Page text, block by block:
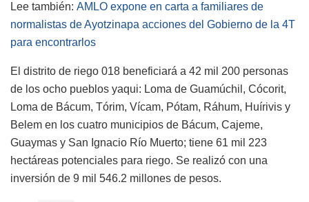
Lee también: AMLO expone en carta a familiares de
normalistas de Ayotzinapa acciones del Gobierno de la 4T
para encontrarlos
El distrito de riego 018 beneficiará a 42 mil 200 personas
de los ocho pueblos yaqui: Loma de Guamúchil, Cócorit,
Loma de Bácum, Tórim, Vícam, Pótam, Ráhum, Huírivis y
Belem en los cuatro municipios de Bácum, Cajeme,
Guaymas y San Ignacio Río Muerto; tiene 61 mil 223
hectáreas potenciales para riego. Se realizó con una
inversión de 9 mil 546.2 millones de pesos.